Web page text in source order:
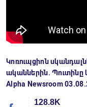
Կոռուպցիոն
ականներին. Պուտինը
Alpha Newsroom
128.8K